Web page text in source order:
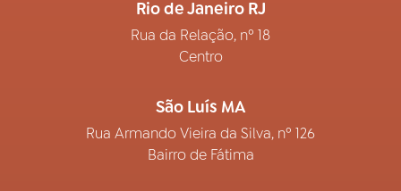
Rio de Janeiro RJ
Rua da Relação, nº 18
Centro
São Luís MA
Rua Armando Vieira da Silva, nº 126
Bairro de Fátima